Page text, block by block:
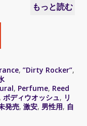
もっと読む
, ”Dirty Rocker”,
, Perfume, Reed
, ボディウオッシュ, リ
発売, 激安, 男性用, 自